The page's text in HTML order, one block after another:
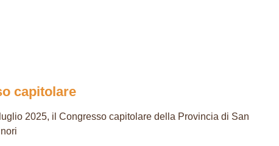
capitolare
2025, il Congresso capitolare della Provincia di San